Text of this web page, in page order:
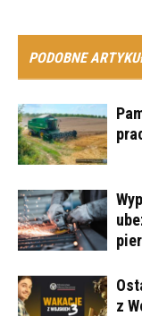
PODOBNE
z